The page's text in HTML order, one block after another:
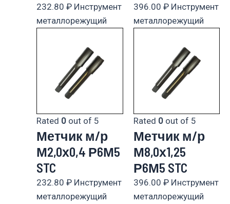
232.80 ₽ Инструмент
металлорежущий
396.00 ₽ Инструмент
металлорежущий
Rated 0 out of 5
Метчик м/р
М2,0х0,4 Р6М5
STC
232.80 ₽ Инструмент
металлорежущий
Rated 0out of 5
Метчик м/р
М8,0х1,25
Р6М5 STC
396.00 ₽ Инструмент
металлорежущий